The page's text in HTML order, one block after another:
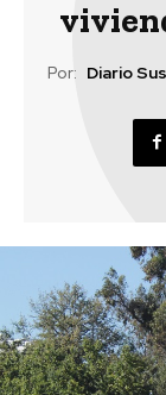
Por: Diario